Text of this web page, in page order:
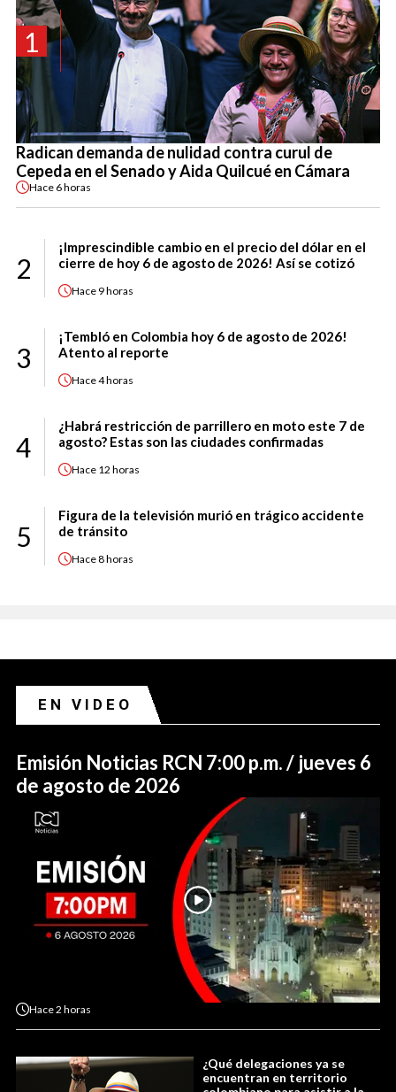
1
Radican demanda de nulidad contra curul de
Cepeda en el Senado y Aida Quilcué en Cámara
Hace 6 horas
2
¡Imprescindible cambio en el precio del dólar en el
cierre de hoy 6 de agosto de 2026! Así se cotizó
Hace 9 horas
3
¡Tembló en Colombia hoy 6 de agosto de 2026!
Atento al reporte
Hace4 horas
4
¿Habrá restricción de parrillero en moto este 7 de
agosto? Estas son las ciudades confirmadas
Hace 12 horas
5
Figura de la televisión murió en trágico accidente
de tránsito
Hace8 horas
EN VIDEO
Emisión Noticias RCN 7:00 p.m. / jueves 6
de agosto de 2026
Hace2 horas
¿Qué delegaciones ya se
encuentran en territorio